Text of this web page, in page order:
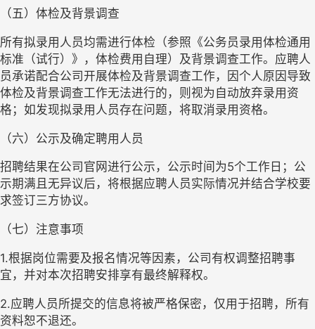
（五）体检及背景调查
所有拟录用人员均需进行体检（参照《公务员录用体检通用
标准（试行）》，体检费用自理）及背景调查工作。应聘人
员承诺配合公司开展体检及背景调查工作，因个人原因导致
体检及背景调查工作无法进行的，则视为自动放弃录用资
格；如发现拟录用人员存在问题，将取消录用资格。
（六）公示及确定聘用人员
招聘结果在公司官网进行公示，公示时间为5个工作日；公
示期满且无异议后，将根据应聘人员实际情况并结合学校要
求签订三方协议。
（七）注意事项
1.根据岗位需要及报名情况等因素，公司有权调整招聘事
宜，并对本次招聘安排享有最终解释权。
2.应聘人员所提交的信息将被严格保密，仅用于招聘，所有
资料恕不退还。